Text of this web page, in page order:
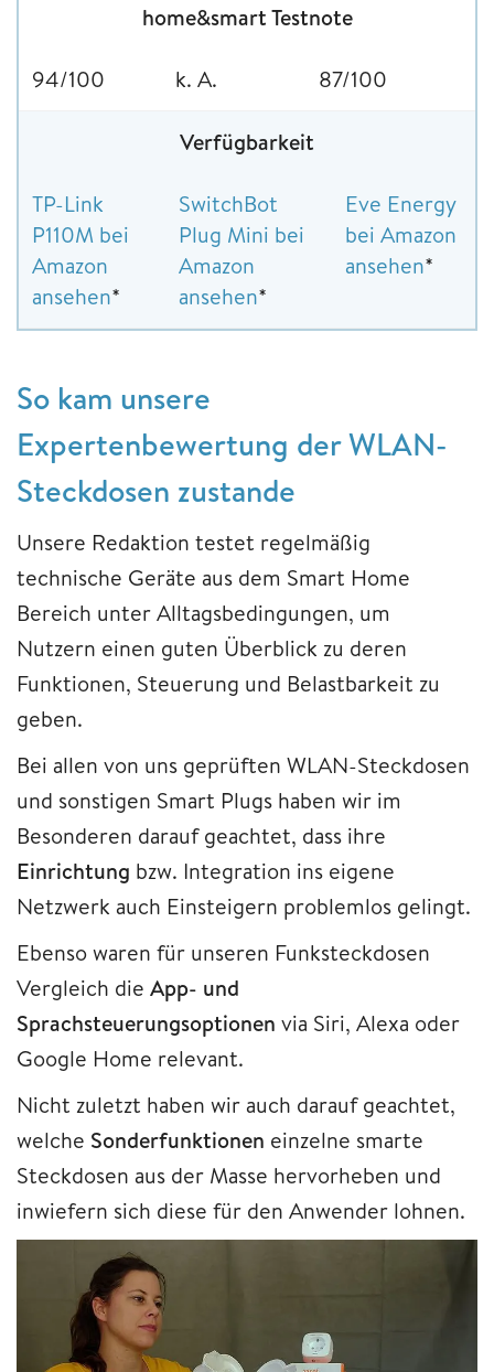
home&smart Testnote
94/100 k. A. 87/100
Verfügbarkeit
TP-Link
P110M bei
Amazon
ansehen*
SwitchBot
Plug Mini bei
Amazon
ansehen*
Eve Energy
bei Amazon
ansehen*
So kam unsere
Expertenbewertung der WLAN-
Steckdosen zustande
Unsere Redaktion testet regelmäßig
technische Geräte aus dem Smart Home
Bereich unter Alltagsbedingungen, um
Nutzern einen guten Überblick zu deren
Funktionen, Steuerung und Belastbarkeit zu
geben.
Bei allen von uns geprüften WLAN-Steckdosen
und sonstigen Smart Plugs haben wir im
Besonderen darauf geachtet, dass ihre
Einrichtung bzw. Integration ins eigene
Netzwerk auch Einsteigern problemlos gelingt.
Ebenso waren für unseren Funksteckdosen
Vergleich die App- und
Sprachsteuerungsoptionen via Siri, Alexa oder
Google Home relevant.
Nicht zuletzt haben wir auch darauf geachtet,
welche Sonderfunktionen einzelne smarte
Steckdosen aus der Masse hervorheben und
inwiefern sich diese für den Anwender lohnen.